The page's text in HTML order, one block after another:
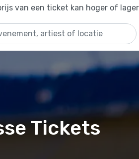
van een ticket kan hoger of
Tickets